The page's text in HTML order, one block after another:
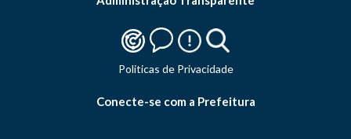
Politicas de Privacidade
Conecte-se com a Prefeitura